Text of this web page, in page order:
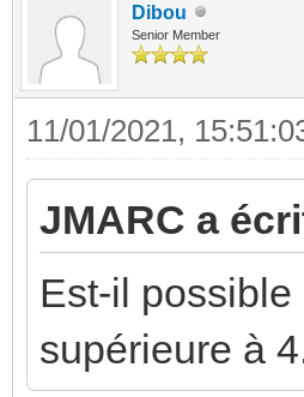
Dibou
Senior Member
11/01/2021,
JMARC a
Est-il
supérieure à